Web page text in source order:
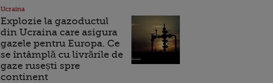
Ucraina
Explozie la gazoductul
din Ucraina care asigura
gazele pentru Europa. Ce
se întâmplă cu livrările de
gaze rusești spre
continent